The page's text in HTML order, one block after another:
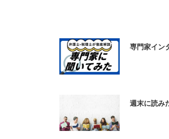
専門家イン
週末に読み